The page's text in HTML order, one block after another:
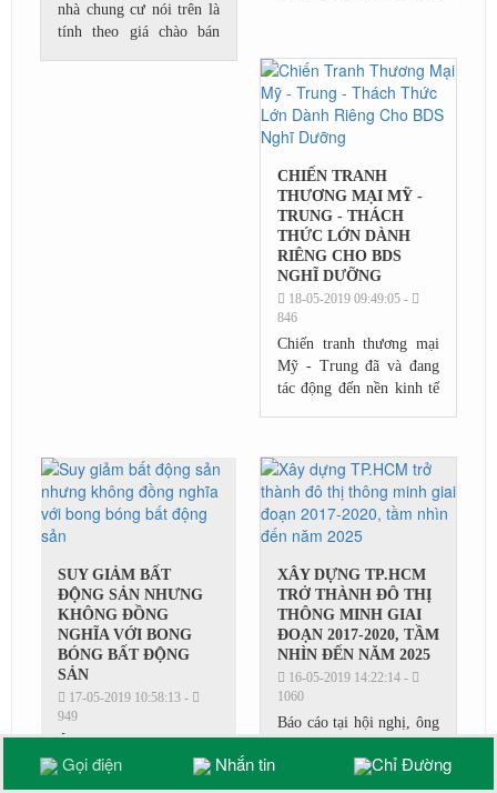
nhà chung cư nói trên là
tính theo giá chào bán
được phân định theo giá.
Nhóm BĐS nhà ở giá...
CHIẾN TRANH
THƯƠNG MẠI MỸ -
TRUNG - THÁCH
THỨC LỚN DÀNH
RIÊNG CHO BDS
NGHĨ DƯỠNG
18-05-2019 09:49:05 -
846
Chiến tranh thương mại
Mỹ - Trung đã và đang
tác động đến nền kinh tế
mạo kinh tế Việt Nam,
trong đó có bất...
SUY GIẢM BẤT
ĐỘNG SẢN NHƯNG
KHÔNG ĐỒNG
NGHĨA VỚI BONG
BÓNG BẤT ĐỘNG
SẢN
17-05-2019 10:58:13 -
949
Ông Nguyễn Trần Nam,
Chủ tịch Hiệp hội Bất
động sản Việt Nam tại
XÂY DỰNG TP.HCM
TRỞ THÀNH ĐÔ THỊ
THÔNG MINH GIAI
ĐOẠN 2017-2020, TẦM
NHÌN ĐẾN NĂM 2025
16-05-2019 14:22:14 -
1060
Báo cáo tại hội nghị, ông
đốc Sở Thông tin và
Truyền thông, cho rằng
Gọi điện Nhắn tin Chỉ Đường